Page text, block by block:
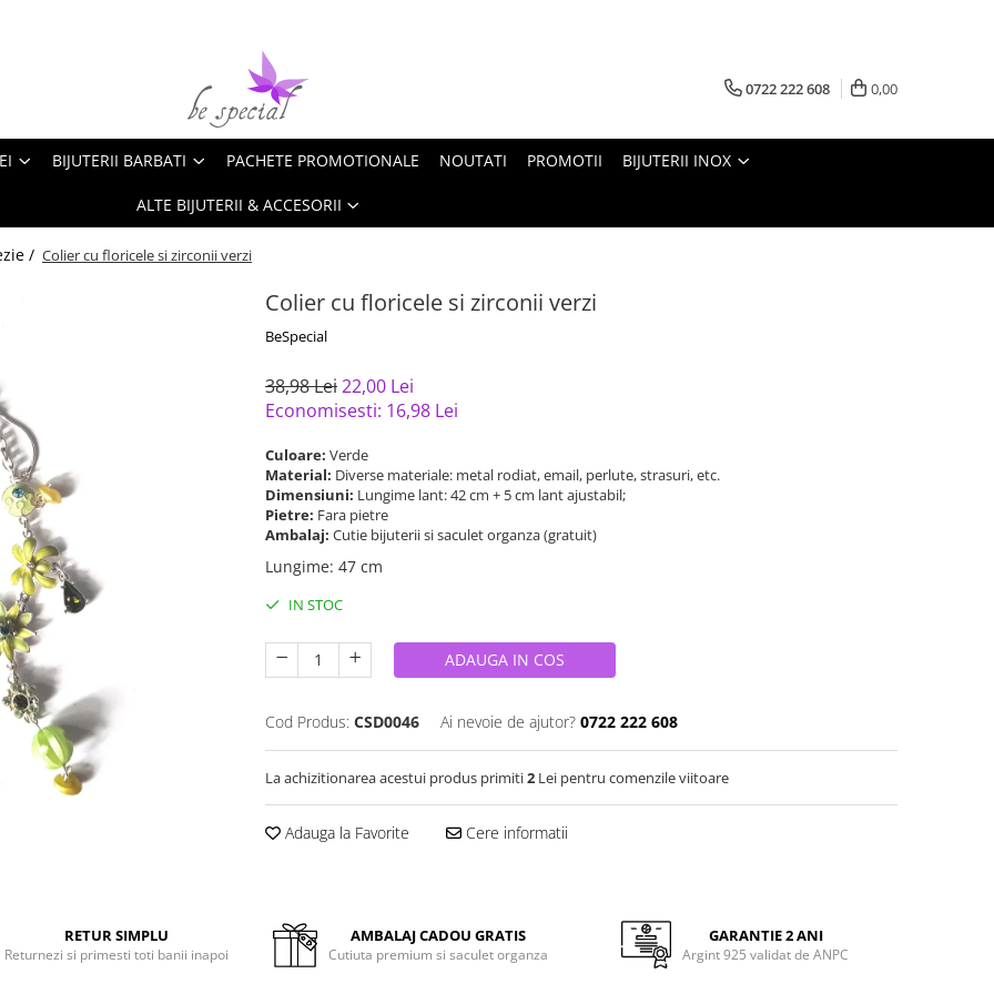
0722 222 608 0,00
BIJUTERII BARBATI PACHETE PROMOTIONALE NOUTATI PROMOTII BIJUTERII INOX
ALTE BIJUTERII & ACCESORII
/ Colier cu floricele si zirconii verzi
Colier cu floricele si zirconii verzi
BeSpecial
38,98 Lei22,00 Lei
Economisesti: 16,98 Lei
Culoare: Verde
Material: Diverse materiale: metal rodiat, email, perlute, strasuri, etc.
Dimensiuni: Lungime lant: 42 cm + 5 cm lant ajustabil;
Pietre: Fara pietre
Ambalaj: Cutie bijuterii si saculet organza (gratuit)
Lungime: 47 cm
IN STOC
ADAUGA IN COS
Cod Produs: CSD0046 Ai nevoie de ajutor? 0722 222 608
La achizitionarea acestui produs primiti2 Lei pentru comenzile viitoare
Adauga la Favorite Cere informatii
RETUR SIMPLU
Returnezi si primesti toti banii inapoi
AMBALAJ CADOU GRATIS
Cutiuta premium si saculet organza
GARANTIE 2 ANI
Argint 925 validat de ANPC